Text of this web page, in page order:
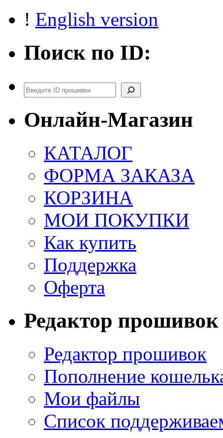
! English version
Поиск по ID:
Поиск
Онлайн-Магазин
КАТАЛОГ
ФОРМА ЗАКАЗА
КОРЗИНА
МОИ ПОКУПКИ
Как купить
Поддержка
Оферта
Редактор прошивок
Редактор прошивок
Пополнение
Мои файлы
Список